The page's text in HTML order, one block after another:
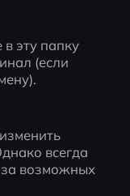
эту папку
(если
всегда
за возможных